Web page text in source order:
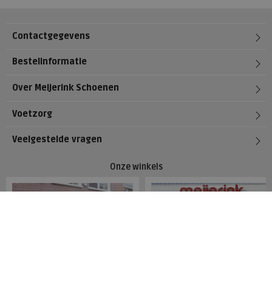
Contactgegevens
Bestelinformatie
Over Meijerink Schoenen
Voetzorg
Veelgestelde vragen
Onze winkels